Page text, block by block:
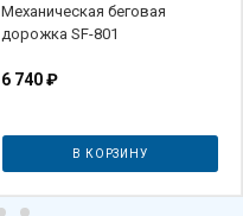
Механическая беговая
дорожка SF-801
6 740₽
В КОРЗИНУ